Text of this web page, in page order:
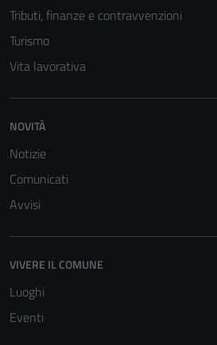
Tributi, finanze e contravvenzioni
Turismo
Vita lavorativa
NOVITÀ
Notizie
Comunicati
Avvisi
VIVERE IL COMUNE
Luoghi
Eventi